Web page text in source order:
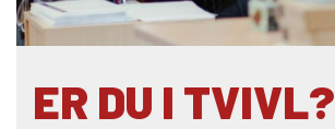
ER DU I TVIVL?